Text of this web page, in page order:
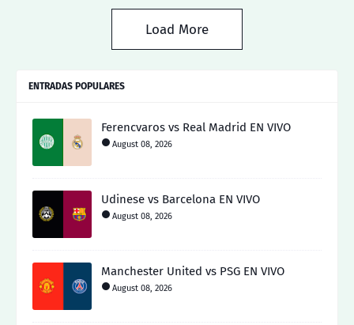
Load More
ENTRADAS POPULARES
Ferencvaros vs Real Madrid EN VIVO
August 08, 2026
Udinese vs Barcelona EN VIVO
August 08, 2026
Manchester United vs PSG EN VIVO
August 08, 2026